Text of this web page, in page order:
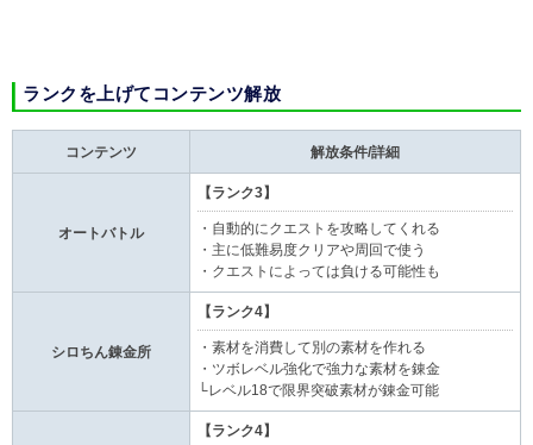
ランクを上げてコンテンツ解放
コンテンツ 解放条件/詳細
オートバトル
【ランク3】
・自動的にクエストを攻略してくれる
・主に低難易度クリアや周回で使う
・クエストによっては負ける可能性も
シロちん錬金所
【ランク4】
・素材を消費して別の素材を作れる
・ツボレベル強化で強力な素材を錬金
└レベル18で限界突破素材が錬金可能
【ランク4】